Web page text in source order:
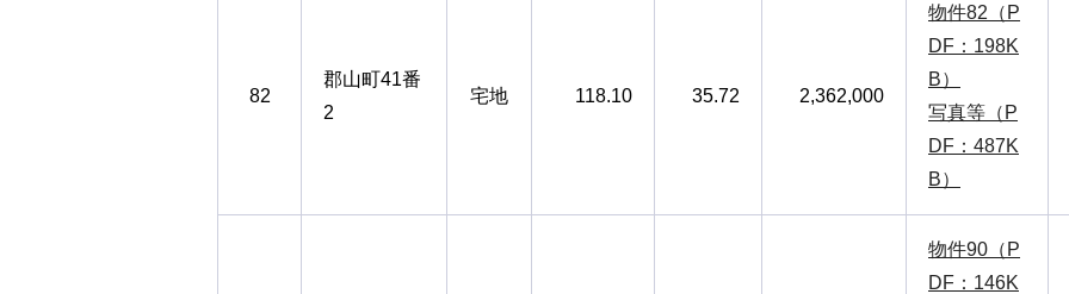
82
郡山町41番
2
宅地 118.10 35.72 2,362,000
物件82（P
DF：198K
B）
写真等（P
DF：487K
B）
物件90（P
DF：146K